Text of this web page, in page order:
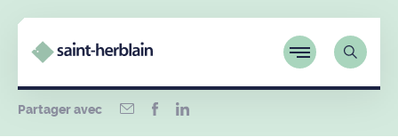
Partager avec